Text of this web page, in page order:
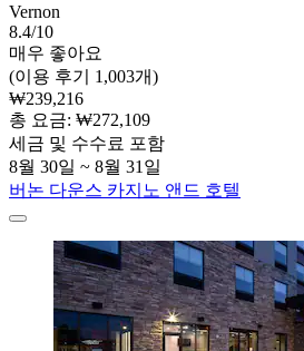
Vernon
8.4/10
매우 좋아요
(이용 후기 1,003개)
₩239,216
총 요금: ₩272,109
세금 및 수수료 포함
8월 30일 ~ 8월 31일
버논 다운스 카지노 앤드 호텔